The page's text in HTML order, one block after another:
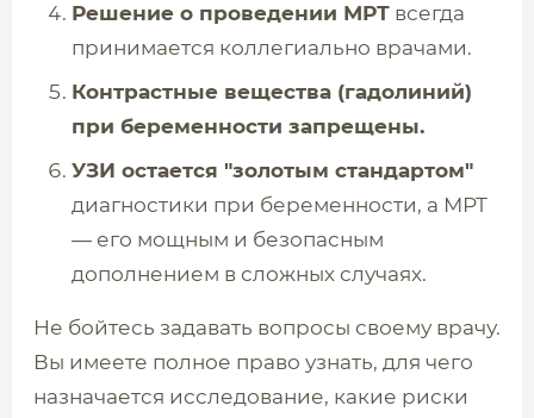
Решение о проведении МРТ всегда
принимается коллегиально врачами.
Контрастные вещества (гадолиний)
при беременности запрещены.
УЗИ остается "золотым стандартом"
диагностики при беременности, а МРТ
— его мощным и безопасным
дополнением в сложных случаях.
Не бойтесь задавать вопросы своему врачу.
Вы имеете полное право узнать, для чего
назначается исследование, какие риски